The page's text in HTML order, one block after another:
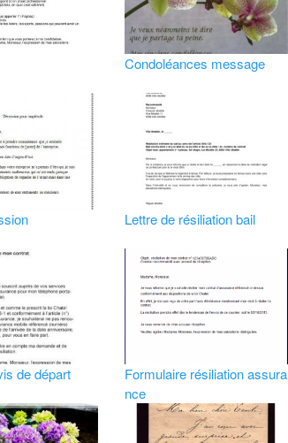
Condoléances message
Lettre de résiliation bail
de départ
Formulaire résiliation assura
nce